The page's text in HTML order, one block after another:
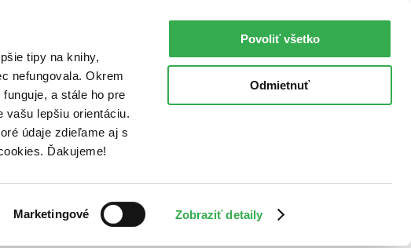
tipy na knihy,
nefungovala. Okrem
a stále ho pre
lepšiu orientáciu.
údaje zdieľame aj s
Ďakujeme!
Marketingové Zobraziť detaily
Povoliť všetko
Odmietnuť